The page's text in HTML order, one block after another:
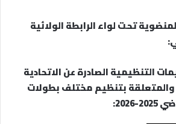
تحت لواء الرابطة الولائية
التنظيمية الصادرة عن الاتحادية
والمتعلقة بتنظيم مختلف بطولات